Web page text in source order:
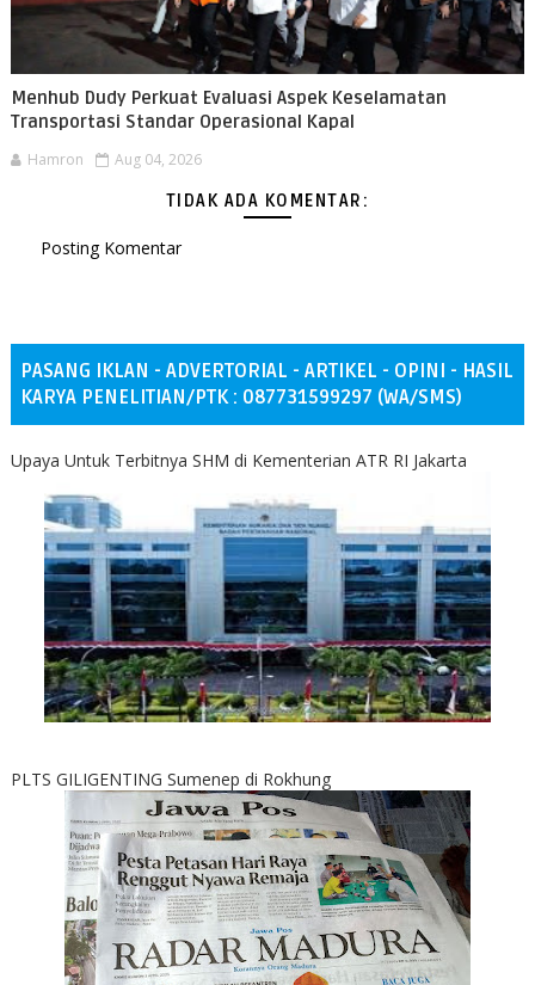
Menhub Dudy Perkuat Evaluasi Aspek Keselamatan
Transportasi Standar Operasional Kapal
Hamron Aug 04, 2026
TIDAK ADA KOMENTAR:
Posting Komentar
PASANG IKLAN - ADVERTORIAL - ARTIKEL - OPINI - HASIL
KARYA PENELITIAN/PTK : 087731599297 (WA/SMS)
Upaya Untuk Terbitnya SHM di Kementerian ATR RI Jakarta
PLTS GILIGENTING Sumenep di Rokhung